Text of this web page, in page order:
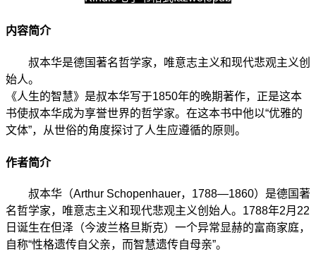
内容简介
叔本华是德国著名哲学家，唯意志主义和现代悲观主义创
始人。
《人生的智慧》是叔本华写于1850年的晚期著作，正是这本
书使叔本华成为享誉世界的哲学家。在这本书中他以“优雅的
文体”，从世俗的角度探讨了人生应遵循的原则。
作者简介
叔本华（Arthur Schopenhauer，1788—1860）是德国著
名哲学家，唯意志主义和现代悲观主义创始人。1788年2月22
日诞生在但泽（今波兰格旦斯克）一个异常显赫的富商家庭，
自称“性格遗传自父亲，而智慧遗传自母亲”。